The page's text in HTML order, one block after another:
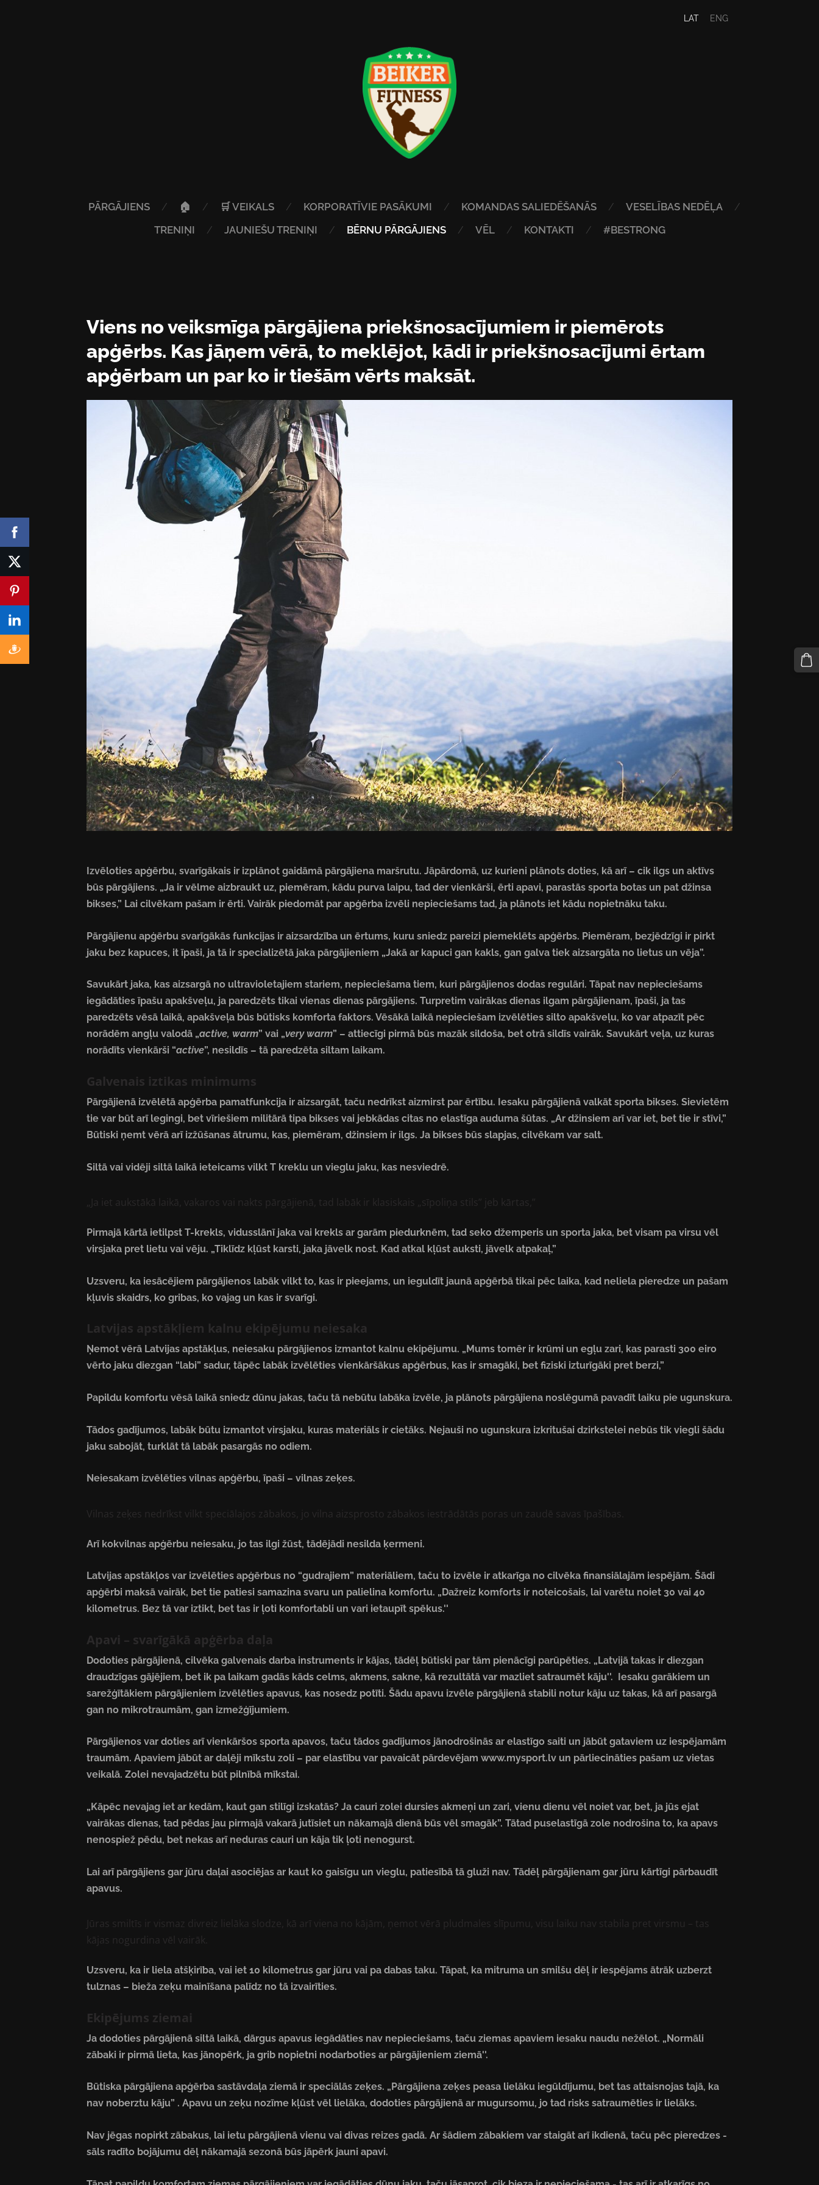
PĀRGĀJIENS 🏠 🛒 VEIKALS KORPORATĪVIE PASĀKUMI KOMANDAS SALIEDĒŠANĀS
VESELĪBAS NEDĒĻA
TRENIŅI
JAUNIEŠU TRENIŅI BĒRNU PĀRGĀJIENS VĒL KONTAKTI #BESTRONG
LAT ENG
Viens no veiksmīga pārgājiena priekšnosacījumiem ir piemērots
apģērbs. Kas jāņem vērā, to meklējot, kādi ir priekšnosacījumi ērtam
apģērbam un par ko ir tiešām vērts maksāt.
Izvēloties apģērbu, svarīgākais ir izplānot gaidāmā pārgājiena maršrutu. Jāpārdomā, uz kurieni plānots doties, kā arī – cik ilgs un aktīvs
būs pārgājiens. „Ja ir vēlme aizbraukt uz, piemēram, kādu purva laipu, tad der vienkārši, ērti apavi, parastās sporta botas un pat džinsa
bikses,” Lai cilvēkam pašam ir ērti. Vairāk piedomāt par apģērba izvēli nepieciešams tad, ja plānots iet kādu nopietnāku taku.
Pārgājienu apģērbu svarīgākās funkcijas ir aizsardzība un ērtums, kuru sniedz pareizi piemeklēts apģērbs. Piemēram, bezjēdzīgi ir pirkt
jaku bez kapuces, it īpaši, ja tā ir specializētā jaka pārgājieniem „Jakā ar kapuci gan kakls, gan galva tiek aizsargāta no lietus un vēja”.
Savukārt jaka, kas aizsargā no ultravioletajiem stariem, nepieciešama tiem, kuri pārgājienos dodas regulāri. Tāpat nav nepieciešams
iegādāties īpašu apakšveļu, ja paredzēts tikai vienas dienas pārgājiens. Turpretim vairākas dienas ilgam pārgājienam, īpaši, ja tas
paredzēts vēsā laikā, apakšveļa būs būtisks komforta faktors. Vēsākā laikā nepieciešam izvēlēties silto apakšveļu, ko var atpazīt pēc
norādēm angļu valodā „active, warm” vai „very warm” – attiecīgi pirmā būs mazāk sildoša, bet otrā sildīs vairāk. Savukārt veļa, uz kuras
norādīts vienkārši “active”, nesildīs – tā paredzēta siltam laikam.
Galvenais iztikas minimums
Pārgājienā izvēlētā apģērba pamatfunkcija ir aizsargāt, taču nedrīkst aizmirst par ērtību. Iesaku pārgājienā valkāt sporta bikses. Sievietēm
tie var būt arī legingi, bet vīriešiem militārā tipa bikses vai jebkādas citas no elastīga auduma šūtas. „Ar džinsiem arī var iet, bet tie ir stīvi,”
Būtiski ņemt vērā arī izžūšanas ātrumu, kas, piemēram, džinsiem ir ilgs. Ja bikses būs slapjas, cilvēkam var salt.
Siltā vai vidēji siltā laikā ieteicams vilkt T kreklu un vieglu jaku, kas nesviedrē.
„Ja iet aukstākā laikā, vakaros vai nakts pārgājienā, tad labāk ir klasiskais „sīpoliņa stils” jeb kārtas,”
Pirmajā kārtā ietilpst T-krekls, vidusslānī jaka vai krekls ar garām piedurknēm, tad seko džemperis un sporta jaka, bet visam pa virsu vēl
virsjaka pret lietu vai vēju. „Tiklīdz kļūst karsti, jaka jāvelk nost. Kad atkal kļūst auksti, jāvelk atpakaļ,”
Uzsveru, ka iesācējiem pārgājienos labāk vilkt to, kas ir pieejams, un ieguldīt jaunā apģērbā tikai pēc laika, kad neliela pieredze un pašam
kļuvis skaidrs, ko gribas, ko vajag un kas ir svarīgi.
Latvijas apstākļiem kalnu ekipējumu neiesaka
Ņemot vērā Latvijas apstākļus, neiesaku pārgājienos izmantot kalnu ekipējumu. „Mums tomēr ir krūmi un egļu zari, kas parasti 300 eiro
vērto jaku diezgan “labi” sadur, tāpēc labāk izvēlēties vienkāršākus apģērbus, kas ir smagāki, bet fiziski izturīgāki pret berzi,”
Papildu komfortu vēsā laikā sniedz dūnu jakas, taču tā nebūtu labāka izvēle, ja plānots pārgājiena noslēgumā pavadīt laiku pie ugunskura.
Tādos gadījumos, labāk būtu izmantot virsjaku, kuras materiāls ir cietāks. Nejauši no ugunskura izkritušai dzirkstelei nebūs tik viegli šādu
jaku sabojāt, turklāt tā labāk pasargās no odiem.
Neiesakam izvēlēties vilnas apģērbu, īpaši – vilnas zeķes.
Vilnas zeķes nedrīkst vilkt speciālajos zābakos, jo vilna aizsprosto zābakos iestrādātās poras un zaudē savas īpašības.
Arī kokvilnas apģērbu neiesaku, jo tas ilgi žūst, tādējādi nesilda ķermeni.
Latvijas apstākļos var izvēlēties apģērbus no “gudrajiem” materiāliem, taču to izvēle ir atkarīga no cilvēka finansiālajām iespējām. Šādi
apģērbi maksā vairāk, bet tie patiesi samazina svaru un palielina komfortu. „Dažreiz komforts ir noteicošais, lai varētu noiet 30 vai 40
kilometrus. Bez tā var iztikt, bet tas ir ļoti komfortabli un vari ietaupīt spēkus.''
Apavi – svarīgākā apģērba daļa
Dodoties pārgājienā, cilvēka galvenais darba instruments ir kājas, tādēļ būtiski par tām pienācīgi parūpēties. „Latvijā takas ir diezgan
draudzīgas gājējiem, bet ik pa laikam gadās kāds celms, akmens, sakne, kā rezultātā var mazliet satraumēt kāju''. Iesaku garākiem un
sarežģītākiem pārgājieniem izvēlēties apavus, kas nosedz potīti. Šādu apavu izvēle pārgājienā stabili notur kāju uz takas, kā arī pasargā
gan no mikrotraumām, gan izmežģījumiem.
Pārgājienos var doties arī vienkāršos sporta apavos, taču tādos gadījumos jānodrošinās ar elastīgo saiti un jābūt gataviem uz iespējamām
traumām. Apaviem jābūt ar daļēji mīkstu zoli – par elastību var pavaicāt pārdevējam www.mysport.lv un pārliecināties pašam uz vietas
veikalā. Zolei nevajadzētu būt pilnībā mīkstai.
„Kāpēc nevajag iet ar kedām, kaut gan stilīgi izskatās? Ja cauri zolei dursies akmeņi un zari, vienu dienu vēl noiet var, bet, ja jūs ejat
vairākas dienas, tad pēdas jau pirmajā vakarā jutīsiet un nākamajā dienā būs vēl smagāk”. Tātad puselastīgā zole nodrošina to, ka apavs
nenospiež pēdu, bet nekas arī neduras cauri un kāja tik ļoti nenogurst.
Lai arī pārgājiens gar jūru daļai asociējas ar kaut ko gaisīgu un vieglu, patiesībā tā gluži nav. Tādēļ pārgājienam gar jūru kārtīgi pārbaudīt
apavus.
Jūras smiltīs ir vismaz divreiz lielāka slodze, kā arī viena no kājām, ņemot vērā pludmales slīpumu, visu laiku nav stabila pret virsmu – tas
kājas nogurdina vēl vairāk.
Uzsveru, ka ir liela atšķirība, vai iet 10 kilometrus gar jūru vai pa dabas taku. Tāpat, ka mitruma un smilšu dēļ ir iespējams ātrāk uzberzt
tulznas – bieža zeķu mainīšana palīdz no tā izvairīties.
Ekipējums ziemai
Ja dodoties pārgājienā siltā laikā, dārgus apavus iegādāties nav nepieciešams, taču ziemas apaviem iesaku naudu nežēlot. „Normāli
zābaki ir pirmā lieta, kas jānopērk, ja grib nopietni nodarboties ar pārgājieniem ziemā''.
Būtiska pārgājiena apģērba sastāvdaļa ziemā ir speciālās zeķes. „Pārgājiena zeķes peasa lielāku iegūldījumu, bet tas attaisnojas tajā, ka
nav noberztu kāju” . Apavu un zeķu nozīme kļūst vēl lielāka, dodoties pārgājienā ar mugursomu, jo tad risks satraumēties ir lielāks.
Nav jēgas nopirkt zābakus, lai ietu pārgājienā vienu vai divas reizes gadā. Ar šādiem zābakiem var staigāt arī ikdienā, taču pēc pieredzes -
sāls radīto bojājumu dēļ nākamajā sezonā būs jāpērk jauni apavi.